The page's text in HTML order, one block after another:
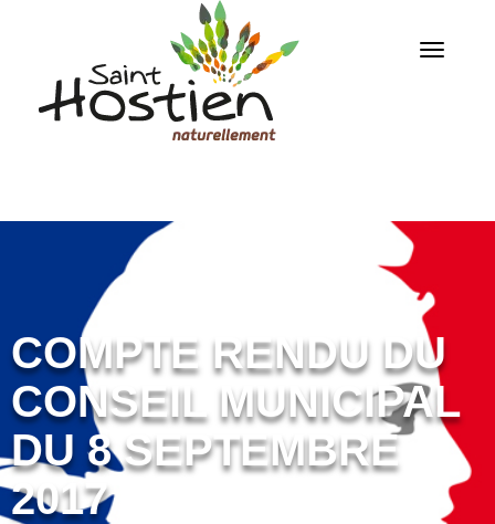
COMPTE RENDU DU
CONSEIL MUNICIPAL
DU 8 SEPTEMBRE
2017